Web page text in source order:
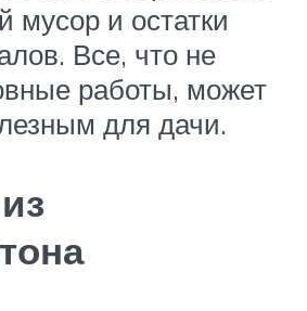
мусор и остатки
Все, что не
работы, может
для дачи.